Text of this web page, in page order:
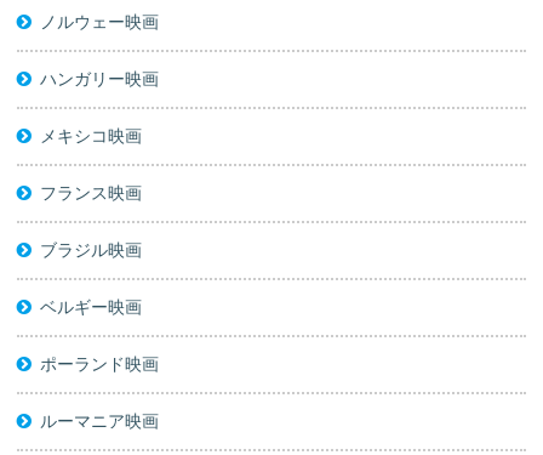
ノルウェー映画
ハンガリー映画
メキシコ映画
フランス映画
ブラジル映画
ベルギー映画
ポーランド映画
ルーマニア映画